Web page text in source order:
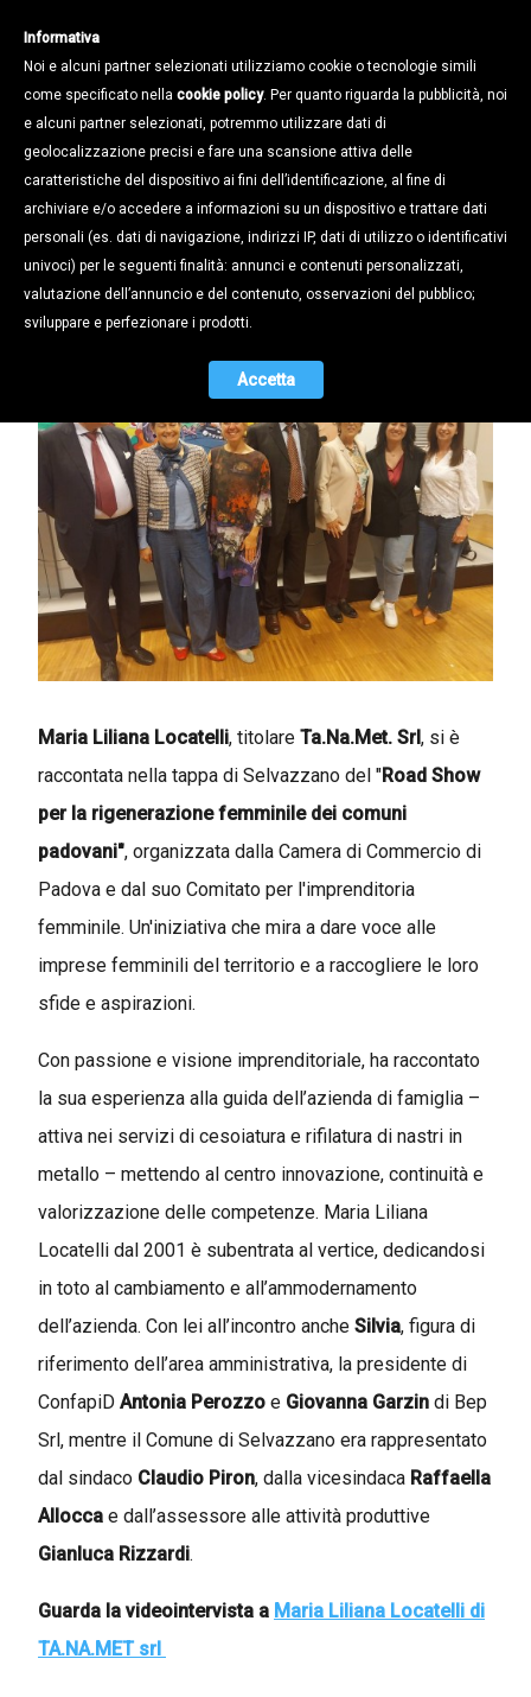
Cronaca Confapi /
TA.NA.MET. PROTAGONISTA DEL
ROAD SHOW DELLA CAMERA DI
COMMERCIO
29.04.2025
Maria Liliana Locatelli, titolare Ta.Na.Met. Srl, si è
raccontata nella tappa di Selvazzano del "Road Show
per la rigenerazione femminile dei comuni
padovani", organizzata dalla Camera di Commercio di
Padova e dal suo Comitato per l'imprenditoria
femminile. Un'iniziativa che mira a dare voce alle
imprese femminili del territorio e a raccogliere le loro
sfide e aspirazioni.
Con passione e visione imprenditoriale, ha raccontato
la sua esperienza alla guida dell’azienda di famiglia –
attiva nei servizi di cesoiatura e rifilatura di nastri in
metallo – mettendo al centro innovazione, continuità e
valorizzazione delle competenze. Maria Liliana
Locatelli dal 2001 è subentrata al vertice, dedicandosi
in toto al cambiamento e all’ammodernamento
dell’azienda. Con lei all’incontro anche Silvia, figura di
riferimento dell’area amministrativa, la presidente di
ConfapiD Antonia Perozzo e Giovanna Garzin di Bep
Srl, mentre il Comune di Selvazzano era rappresentato
dal sindaco Claudio Piron, dalla vicesindaca Raffaella
Allocca e dall’assessore alle attività produttive
Gianluca Rizzardi.
Guarda la videointervista a Maria Liliana Locatelli di
TA.NA.MET srl
Informativa
Noi e alcuni partner selezionati utilizziamo cookie o tecnologie simili
come specificato nella cookie policy. Per quanto riguarda la pubblicità, noi
e alcuni partner selezionati, potremmo utilizzare dati di
geolocalizzazione precisi e fare una scansione attiva delle
caratteristiche del dispositivo ai fini dell’identificazione, al fine di
archiviare e/o accedere a informazioni su un dispositivo e trattare dati
personali (es. dati di navigazione, indirizzi IP, dati di utilizzo o identificativi
univoci) per le seguenti finalità: annunci e contenuti personalizzati,
valutazione dell’annuncio e del contenuto, osservazioni del pubblico;
sviluppare e perfezionare i prodotti.
Accetta